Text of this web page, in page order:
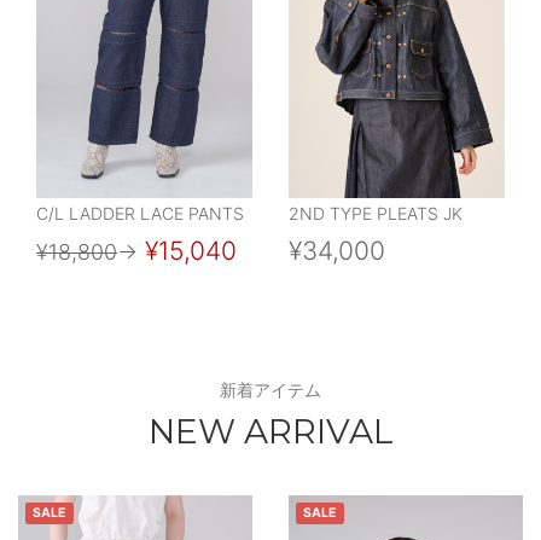
C/L LADDER LACE PANTS
¥18,800→ ¥15,040
2ND TYPE PLEATS JK
¥34,000
新着アイテム
NEW ARRIVAL
SALE SALE